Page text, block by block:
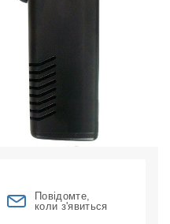
Повідомте,
коли з'явиться